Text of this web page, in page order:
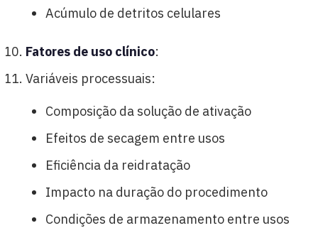
Acúmulo de detritos celulares
Fatores de uso clínico:
Variáveis processuais:
Composição da solução de ativação
Efeitos de secagem entre usos
Eficiência da reidratação
Impacto na duração do procedimento
Condições de armazenamento entre usos